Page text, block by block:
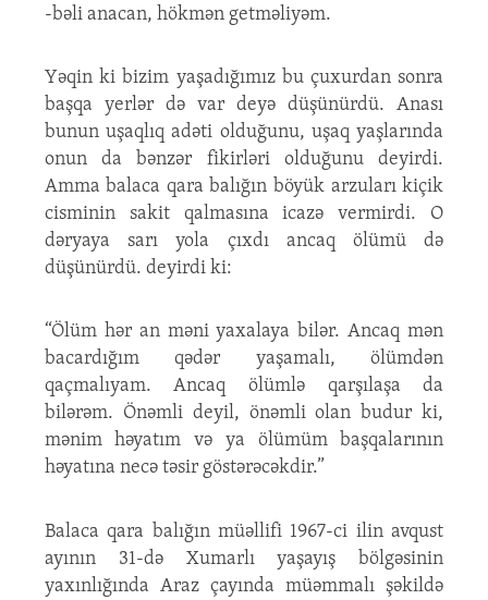
-bəli anacan, hökmən getməliyəm.
Yəqin ki bizim yaşadığımız bu çuxurdan sonra
başqa yerlər də var deyə düşünürdü. Anası
bunun uşaqlıq adəti olduğunu, uşaq yaşlarında
onun da bənzər fikirləri olduğunu deyirdi.
Amma balaca qara balığın böyük arzuları kiçik
cisminin sakit qalmasına icazə vermirdi. O
dəryaya sarı yola çıxdı ancaq ölümü də
düşünürdü. deyirdi ki:
“Ölüm hər an məni yaxalaya bilər. Ancaq mən
bacardığım qədər yaşamalı, ölümdən
qaçmalıyam. Ancaq ölümlə qarşılaşa da
bilərəm. Önəmli deyil, önəmli olan budur ki,
mənim həyatım və ya ölümüm başqalarının
həyatına necə təsir göstərəcəkdir.”
Balaca qara balığın müəllifi 1967-ci ilin avqust
ayının 31-də Xumarlı yaşayış bölgəsinin
yaxınlığında Araz çayında müəmmalı şəkildə